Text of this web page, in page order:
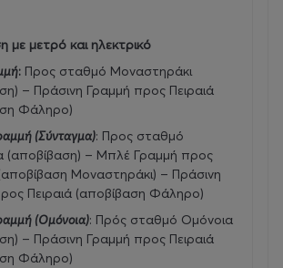
με μετρό και ηλεκτρικό
: Προς σταθμό Μοναστηράκι
– Πράσινη Γραμμή προς Πειραιά
Φάληρο)
(Σύνταγμα): Προς σταθμό
(αποβίβαση) – Μπλέ Γραμμή προς
Μοναστηράκι) – Πράσινη
Πειραιά (αποβίβαση Φάληρο)
(Ομόνοια): Πρός σταθμό Ομόνοια
– Πράσινη Γραμμή προς Πειραιά
Φάληρο)